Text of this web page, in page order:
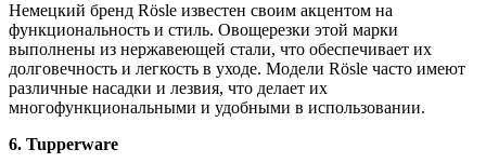
Немецкий бренд Rösle известен своим акцентом на
функциональность и стиль. Овощерезки этой марки
выполнены из нержавеющей стали, что обеспечивает их
долговечность и легкость в уходе. Модели Rösle часто имеют
различные насадки и лезвия, что делает их
многофункциональными и удобными в использовании.
6. Tupperware